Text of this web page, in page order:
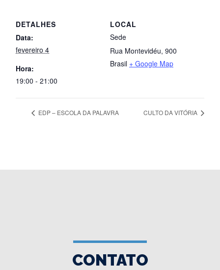
DETALHES
Data:
fevereiro 4
Hora:
19:00 - 21:00
LOCAL
Sede
Rua Montevidéu, 900
Brasil + Google Map
EDP – ESCOLA DA PALAVRA CULTO DA VITÓRIA
CONTATO